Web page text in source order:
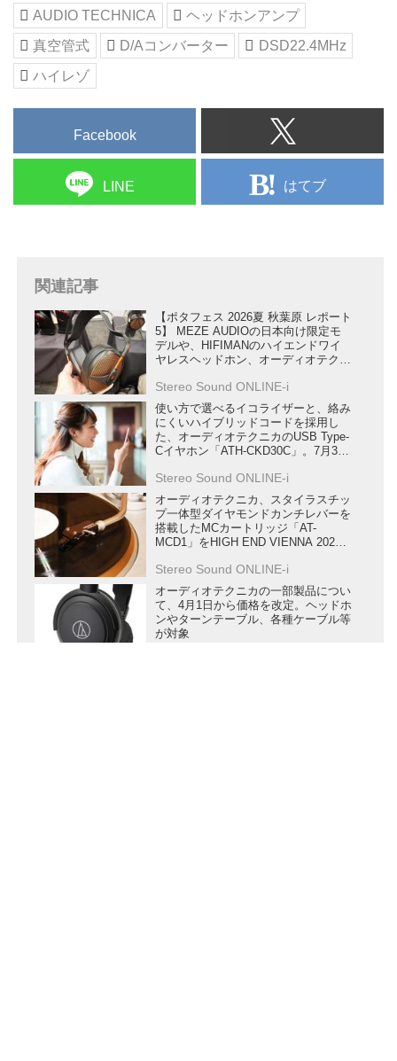
AUDIO TECHNICA
ヘッドホンアンプ
真空管式
D/Aコンバーター
DSD22.4MHz
ハイレゾ
Facebook
LINE はてブ
関連記事
【ポタフェス 2026夏 秋葉原 レポート
5】 MEZE AUDIOの日本向け限定モ
デルや、HIFIMANのハイエンドワイ
ヤレスヘッドホン、オーディオテクニ
験も多数
Stereo Sound ONLINE-i
使い方で選べるイコライザーと、絡み
にくいハイブリッドコードを採用し
た、オーディオテクニカのUSB Type-
Cイヤホン「ATH-CKD30C」。7月3日
Stereo Sound ONLINE-i
オーディオテクニカ、スタイラスチッ
プ一体型ダイヤモンドカンチレバーを
搭載したMCカートリッジ「AT-
MCD1」をHIGH END VIENNA 2026
Stereo Sound ONLINE-i
オーディオテクニカの一部製品につい
て、4月1日から価格を改定。ヘッドホ
ンやターンテーブル、各種ケーブル等
が対象